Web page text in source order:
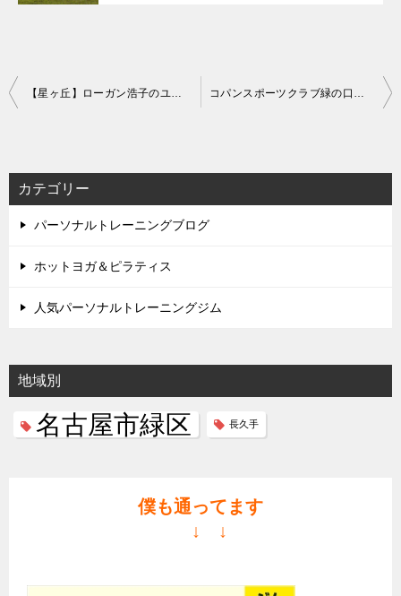
投
ビ
ゲ
ー
シ
【星ヶ丘】ローガン浩子のユニバーサルピラティスの口コミや評判とは コパンスポーツクラブ緑の口コミやプログラムの評判・料金【桶狭間・有松】
カテゴリー
パーソナルトレーニングブログ
ホットヨガ＆ピラティス
人気パーソナルトレーニングジム
地域別
名古屋市緑区 長久手
僕も通ってます
↓ ↓